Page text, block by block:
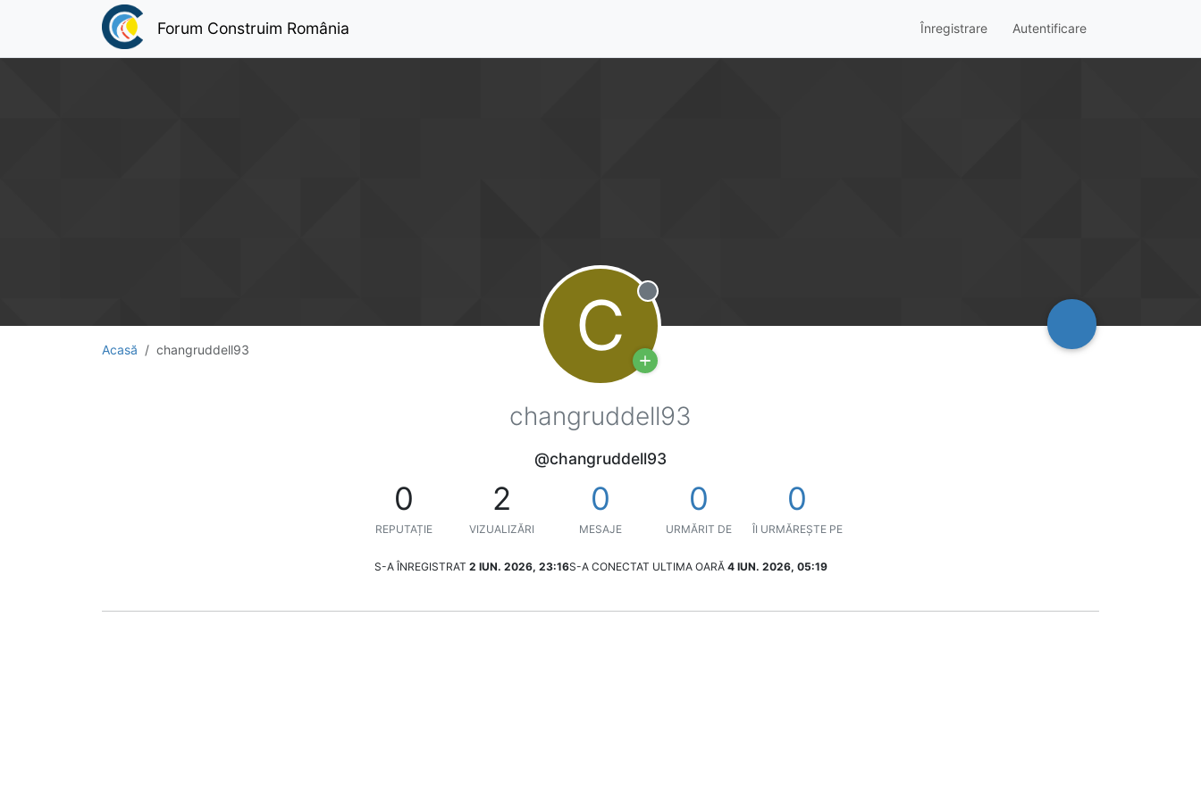
Forum Construim România Înregistrare Autentificare
Acasă changruddell93 C Deconectat
changruddell93
@changruddell93
0
REPUTAȚIE
2
VIZUALIZĂRI
0
MESAJE
0
URMĂRIT DE
0
ÎI URMĂREȘTE PE
S-A ÎNREGISTRAT 2 IUN. 2026, 23:16S-A CONECTAT ULTIMA OARĂ 4 IUN. 2026, 05:19